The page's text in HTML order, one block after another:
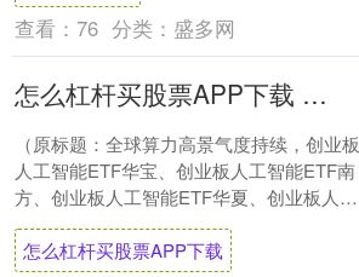
查看： 76 分类： 盛多网
怎么杠杆买股票APP下载 全球算力高景气度持续，创业板人工智能ETF华宝、创业板人工智能ETF南方、创业板人工智能ETF华夏、创业板人工智能ETF富国涨超2.6%
（原标题：全球算力高景气度持续，创业板
人工智能ETF华宝、创业板人工智能ETF南
方、创业板人工智能ETF华夏、创业板人工
智能ETF富国涨超2.6%） CPO继续....
怎么杠杆买股票APP下载